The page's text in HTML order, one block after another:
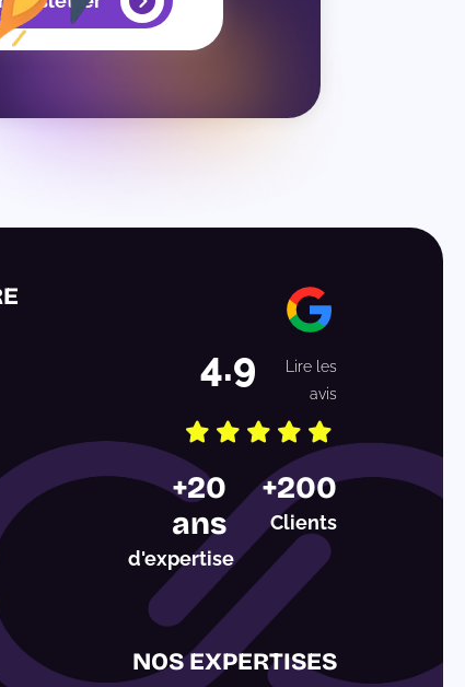
4.9
Lire les
avis
Etoile
1
2
Etoile
3
Etoile
4
Etoile
5
+20
ans
d'expertise
+200
Clients
NOS EXPERTISES